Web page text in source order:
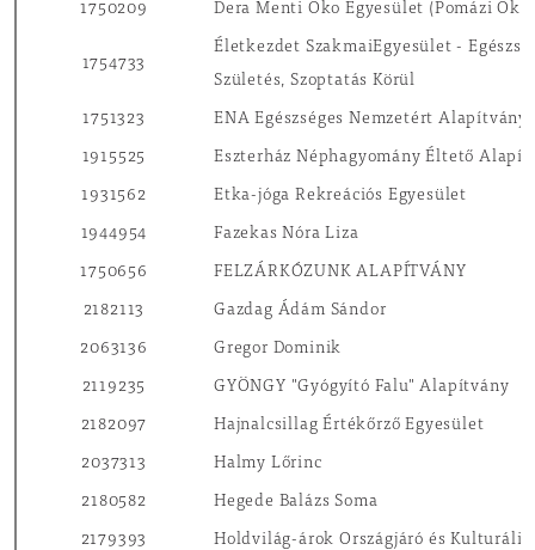
1750209 Dera Menti Öko Egyesület (Pomázi
1754733
Életkezdet SzakmaiEgyesület -
Születés, Szoptatás Körül
1751323 ENA Egészséges Nemzetért Alapítvány
1915525 Eszterház Néphagyomány Éltető
1931562 Etka-jóga Rekreációs Egyesület
1944954 Fazekas Nóra Liza
1750656 FELZÁRKÓZUNK ALAPÍTVÁNY
2182113 Gazdag Ádám Sándor
2063136 Gregor Dominik
2119235 GYÖNGY "Gyógyító Falu" Alapítvány
2182097 Hajnalcsillag Értékőrző Egyesület
2037313 Halmy Lőrinc
2180582 Hegede Balázs Soma
2179393 Holdvilág-árok Országjáró és Kulturális